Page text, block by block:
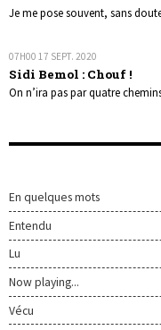
Je me pose souvent, sans
07H00 17 SEPT. 2020
Sidi Bemol : Chouf !
On n’ira pas par quatre
En quelques mots
Entendu
Lu
Now playing...
Vécu